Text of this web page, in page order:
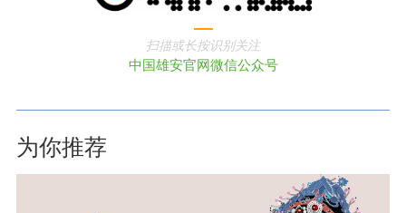
扫描或长按识别关注
中国雄安官网微信公众号
为你推荐